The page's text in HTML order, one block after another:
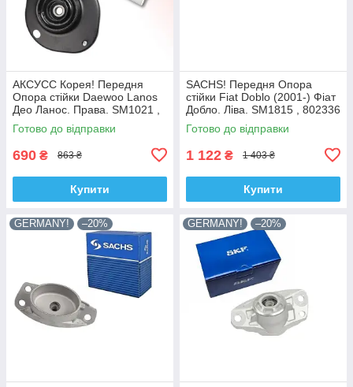
АКСУСС Корея! Передня
Опора стійки Daewoo Lanos
Део Ланос. Права. SM1021 ,
KB690.08
Готово до відправки
690 ₴ 863 ₴
Купити
SACHS! Передня Опора
стійки Fiat Doblo (2001-) Фіат
Добло. Ліва. SM1815 , 802336
, KB658.15 , VKDC35232
Готово до відправки
1 122 ₴ 1 403 ₴
Купити
GERMANY! –20% GERMANY! –20%